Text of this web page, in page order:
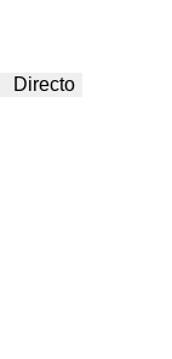
Directo